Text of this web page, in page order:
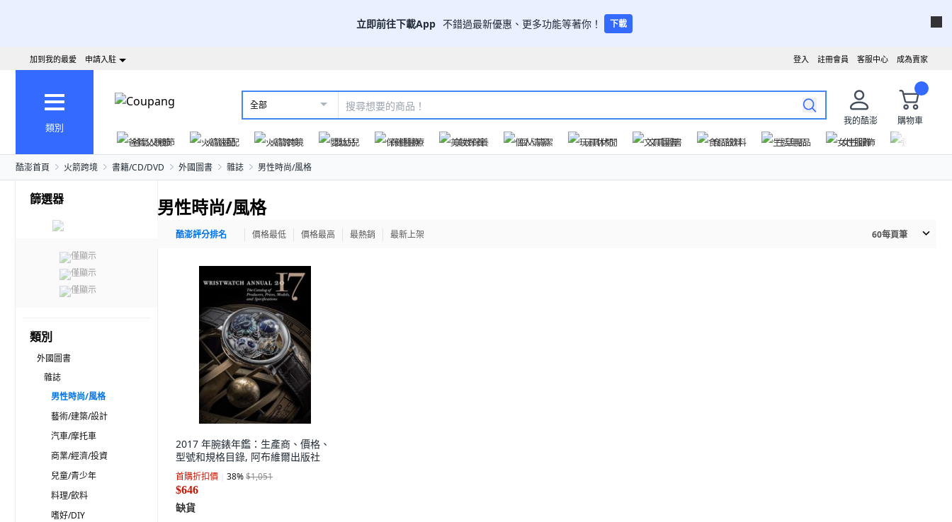
立即前往下載App 不錯過最新優惠、更多功能等著你！ 下載
成為賣家
客服中心
註冊會員
登入
加到我的最愛 申請入駐
類別
全部
我的酷澎
購物車
爸氣父親節
火箭速配 火箭跨境 嬰幼兒 保健醫療 美妝保養 個人清潔 玩具休閒 文具圖書 食品飲料 生活用品 女性服飾
酷澎首頁 火箭跨境 書籍/CD/DVD 外國圖書 雜誌 男性時尚/風格
篩選器
僅顯示
僅顯示
僅顯示
類別
外國圖書
雜誌
男性時尚/風格
藝術/建築/設計
汽車/摩托車
商業/經濟/投資
兒童/青少年
料理/飲料
嗜好/DIY
男性時尚/風格
酷澎評分排名 價格最低 價格最高 最熱銷 最新上架 60每頁筆
2017 年腕錶年鑑：生產商、價格、
型號和規格目錄, 阿布維爾出版社
首購折扣價 38%$1,051
$646
缺貨